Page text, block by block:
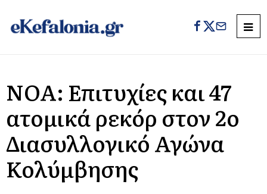
ΝΟΑ: Επιτυχίες και 47
ατομικά ρεκόρ στον 2ο
Διασυλλογικό Αγώνα
Κολύμβησης